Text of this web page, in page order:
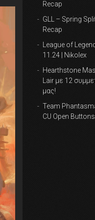
Recap
GLL – Spring
Recap
League of
11.24 | Nikolex
Hearthstone
Lair με 12
μας!
Team
CU Open